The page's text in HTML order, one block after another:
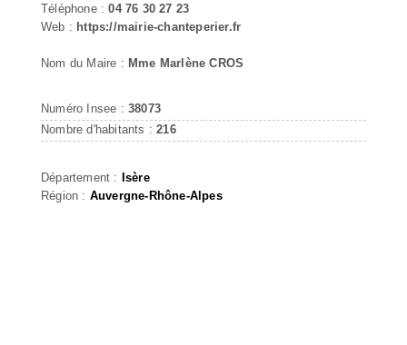
Téléphone :04 76 30 27 23
Web : https://mairie-chanteperier.fr
Nom du Maire : Mme Marlène CROS
Numéro Insee : 38073
Nombre d'habitants :216
Département : Isère
Région : Auvergne-Rhône-Alpes